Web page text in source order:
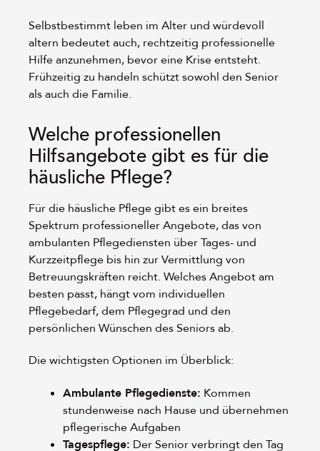
Selbstbestimmt leben im Alter und würdevoll
altern bedeutet auch, rechtzeitig professionelle
Hilfe anzunehmen, bevor eine Krise entsteht.
Frühzeitig zu handeln schützt sowohl den Senior
als auch die Familie.
Welche professionellen
Hilfsangebote gibt es für die
häusliche Pflege?
Für die häusliche Pflege gibt es ein breites
Spektrum professioneller Angebote, das von
ambulanten Pflegediensten über Tages- und
Kurzzeitpflege bis hin zur Vermittlung von
Betreuungskräften reicht. Welches Angebot am
besten passt, hängt vom individuellen
Pflegebedarf, dem Pflegegrad und den
persönlichen Wünschen des Seniors ab.
Die wichtigsten Optionen im Überblick:
Ambulante Pflegedienste: Kommen
stundenweise nach Hause und übernehmen
pflegerische Aufgaben
Tagespflege: Der Senior verbringt den Tag